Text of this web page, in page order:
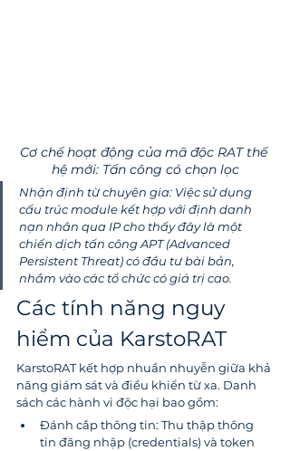
Cơ chế hoạt động của mã độc RAT thế
hệ mới: Tấn công có chọn lọc
Nhận định từ chuyên gia: Việc sử dụng
cấu trúc module kết hợp với định danh
nạn nhân qua IP cho thấy đây là một
chiến dịch tấn công APT (Advanced
Persistent Threat) có đầu tư bài bản,
nhắm vào các tổ chức có giá trị cao.
Các tính năng nguy
hiểm của KarstoRAT
KarstoRAT kết hợp nhuần nhuyễn giữa khả
năng giám sát và điều khiển từ xa. Danh
sách các hành vi độc hại bao gồm:
Đánh cắp thông tin: Thu thập thông
tin đăng nhập (credentials) và token